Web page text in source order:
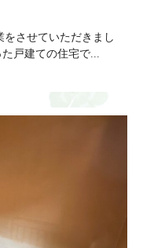
させていただきまし
戸建ての住宅で...